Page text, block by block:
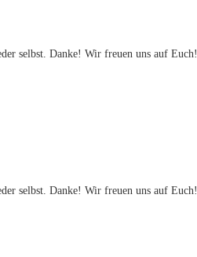
selbst. Danke! Wir freuen uns auf Euch!
selbst. Danke! Wir freuen uns auf Euch!